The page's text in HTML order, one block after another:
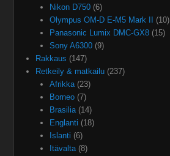
Nikon D750(6)
Olympus OM-D E-M5 Mark II
(10)
Panasonic Lumix DMC-GX8(15)
Sony A6300(9)
Rakkaus (147)
Retkeily & matkailu (237)
Afrikka(23)
Borneo(7)
Brasilia(14)
Englanti (18)
Islanti (6)
Itävalta(8)